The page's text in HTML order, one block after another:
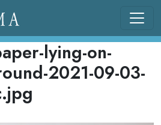
la sangre.
lying-on-
2021-09-03-